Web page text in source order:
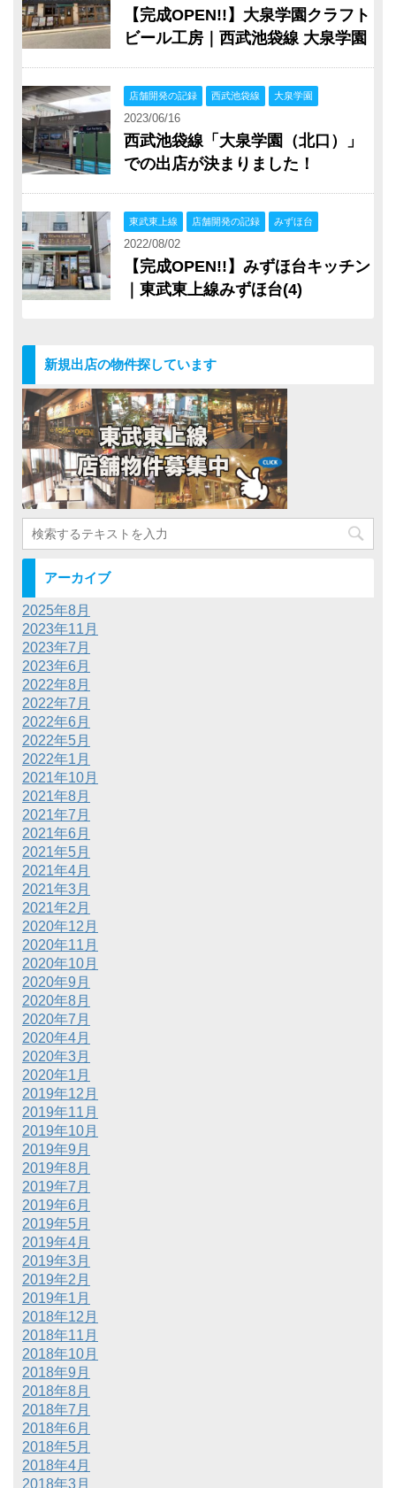
【完成OPEN!!】大泉学園クラフト
ビール工房｜西武池袋線 大泉学園
店舗開発の記録 西武池袋線 大泉学園
2023/06/16
西武池袋線「大泉学園（北口）」
での出店が決まりました！
東武東上線 店舗開発の記録 みずほ台
2022/08/02
【完成OPEN!!】みずほ台キッチン
｜東武東上線みずほ台(4)
新規出店の物件探しています
アーカイブ
2025年8月
2023年11月
2023年7月
2023年6月
2022年8月
2022年7月
2022年6月
2022年5月
2022年1月
2021年10月
2021年8月
2021年7月
2021年6月
2021年5月
2021年4月
2021年3月
2021年2月
2020年12月
2020年11月
2020年10月
2020年9月
2020年8月
2020年7月
2020年4月
2020年3月
2020年1月
2019年12月
2019年11月
2019年10月
2019年9月
2019年8月
2019年7月
2019年6月
2019年5月
2019年4月
2019年3月
2019年2月
2019年1月
2018年12月
2018年11月
2018年10月
2018年9月
2018年8月
2018年7月
2018年6月
2018年5月
2018年4月
2018年3月